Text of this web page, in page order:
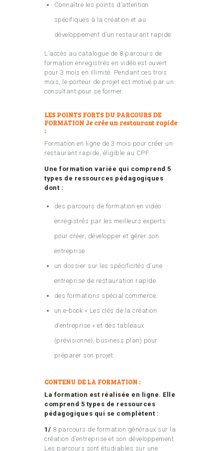
Connaître les points d’attention
spécifiques à la création et au
développement d’un restaurant rapide
L’accès au catalogue de 8 parcours de
formation enregistrés en vidéo est ouvert
pour 3 mois en illimité. Pendant ces trois
mois, le porteur de projet est motivé par un
consultant pour se former.
LES POINTS FORTS DU PARCOURS DE
FORMATION Je crée un restaurant rapide
:
Formation en ligne de 3 mois pour créer un
restaurant rapide, éligible au CPF.
Une formation variée qui comprend 5
types de ressources pédagogiques
dont :
des parcours de formation en vidéo
enregistrés par les meilleurs experts
pour créer, développer et gérer son
entreprise.
un dossier sur les spécificités d’une
entreprise de restauration rapide.
des formations spécial commerce.
un e-book « Les clés de la création
d’entreprise » et des tableaux
(prévisionnel, business plan) pour
préparer son projet.
CONTENU DE LA FORMATION :
La formation est réalisée en ligne. Elle
comprend 5 types de ressources
pédagogiques qui se complètent :
1/ 8 parcours de formation généraux sur la
création d’entreprise et son développement.
Les parcours sont étudiables sur une